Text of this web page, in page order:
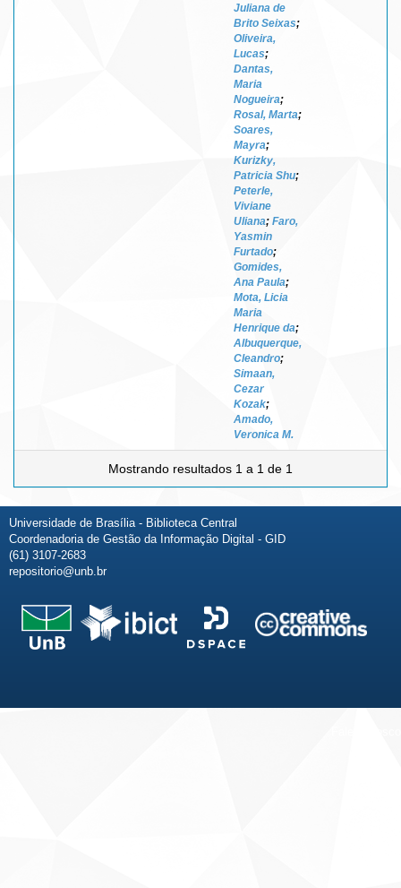
Juliana de
Brito Seixas;
Oliveira,
Lucas;
Dantas,
Maria
Nogueira;
Rosal, Marta;
Soares,
Mayra;
Kurizky,
Patricia Shu;
Peterle,
Viviane
Uliana; Faro,
Yasmin
Furtado;
Gomides,
Ana Paula;
Mota, Licia
Maria
Henrique da;
Albuquerque,
Cleandro;
Simaan,
Cezar
Kozak;
Amado,
Veronica M.
Mostrando resultados 1 a 1 de 1
Universidade de Brasília - Biblioteca Central
Coordenadoria de Gestão da Informação Digital - GID
(61) 3107-2683
repositorio@unb.br